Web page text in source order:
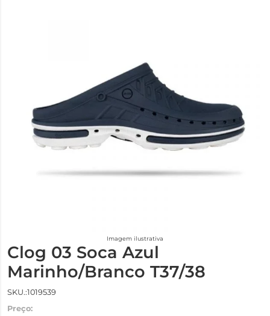
Imagem ilustrativa
Clog 03 Soca Azul
Marinho/Branco T37/38
SKU.:1019539
Preço: